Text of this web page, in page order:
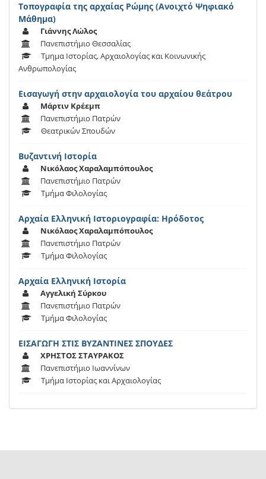
Τοπογραφία της αρχαίας Ρώμης (Ανοιχτό Ψηφιακό
Μάθημα)
Γιάννης Λώλος
Πανεπιστήμιο Θεσσαλίας
Τμημα Ιστορίας, Αρχαιολογίας και Κοινωνικής
Ανθρωπολογίας
Εισαγωγή στην αρχαιολογία του αρχαίου θεάτρου
Μάρτιν Κρέεμπ
Πανεπιστήμιο Πατρών
Θεατρικών Σπουδών
Βυζαντινή Ιστορία
Νικόλαος Χαραλαμπόπουλος
Πανεπιστήμιο Πατρών
Τμήμα Φιλολογίας
Αρχαία Ελληνική Ιστοριογραφία: Ηρόδοτος
Νικόλαος Χαραλαμπόπουλος
Πανεπιστήμιο Πατρών
Τμήμα Φιλολογίας
Αρχαία Ελληνική Ιστορία
Αγγελική Σύρκου
Πανεπιστήμιο Πατρών
Τμήμα Φιλολογίας
ΕΙΣΑΓΩΓΗ ΣΤΙΣ ΒΥΖΑΝΤΙΝΕΣ ΣΠΟΥΔΕΣ
ΧΡΗΣΤΟΣ ΣΤΑΥΡΑΚΟΣ
Πανεπιστήμιο Ιωαννίνων
Τμήμα Ιστορίας και Αρχαιολογίας